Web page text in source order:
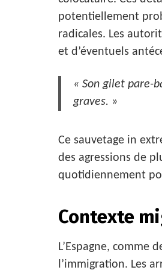
potentiellement
radicales. Les
et d’éventuels
« Son gilet pare-
graves. »
Ce sauvetage in
des agressions de
quotidiennement
Contexte
L’Espagne, comme
l’immigration. Les